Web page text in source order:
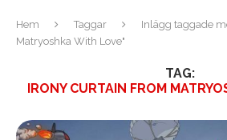
Hem Taggar
Inlägg taggade
Matryoshka With Love"
TAG:
IRONY CURTAIN FROM